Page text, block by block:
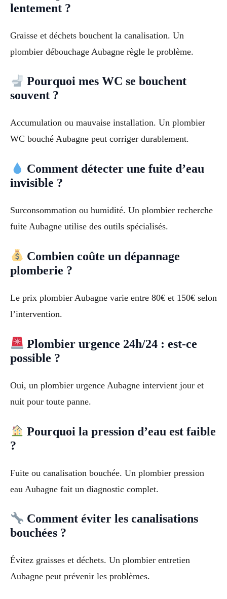
lentement ?
Graisse et déchets bouchent la canalisation. Un
plombier débouchage Aubagne règle le problème.
Pourquoi mes WC se bouchent
souvent ?
Accumulation ou mauvaise installation. Un plombier
WC bouché Aubagne peut corriger durablement.
Comment détecter une fuite d’eau
invisible ?
Surconsommation ou humidité. Un plombier recherche
fuite Aubagne utilise des outils spécialisés.
Combien coûte un dépannage
plomberie ?
Le prix plombier Aubagne varie entre 80€ et 150€ selon
l’intervention.
Plombier urgence 24h/24 : est-ce
possible ?
Oui, un plombier urgence Aubagne intervient jour et
nuit pour toute panne.
Pourquoi la pression d’eau est faible
?
Fuite ou canalisation bouchée. Un plombier pression
eau Aubagne fait un diagnostic complet.
Comment éviter les canalisations
bouchées ?
Évitez graisses et déchets. Un plombier entretien
Aubagne peut prévenir les problèmes.